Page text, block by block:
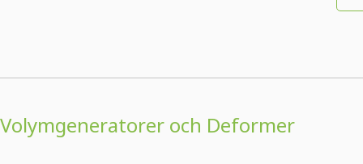
Volymgeneratorer och Deformer